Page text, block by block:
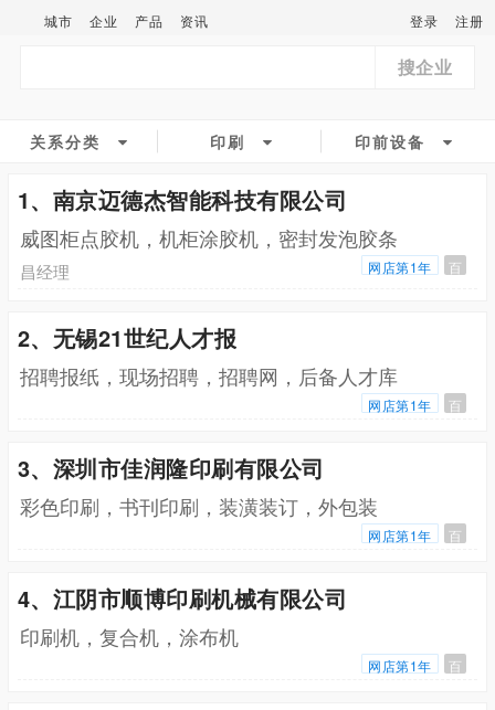
城市 企业 产品 资讯 登录 注册
搜企业
关系分类 印刷 印前设备
1、南京迈德杰智能科技有限公司
威图柜点胶机，机柜涂胶机，密封发泡胶条
昌经理 网店第1年 百
2、无锡21世纪人才报
招聘报纸，现场招聘，招聘网，后备人才库
网店第1年 百
3、深圳市佳润隆印刷有限公司
彩色印刷，书刊印刷，装潢装订，外包装
网店第1年 百
4、江阴市顺博印刷机械有限公司
印刷机，复合机，涂布机
网店第1年 百